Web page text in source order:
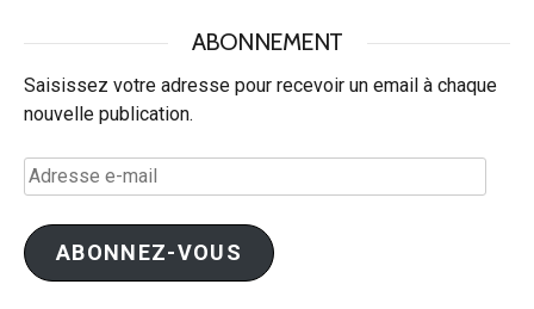
ABONNEMENT
Saisissez votre adresse pour recevoir un email à chaque
nouvelle publication.
Adresse
e-
mail
ABONNEZ-VOUS